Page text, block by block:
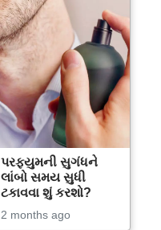
પરફ્યુમની સુગંધને
લાંબો સમય સુધી
ટકાવવા શું કરશો?
2 months ago